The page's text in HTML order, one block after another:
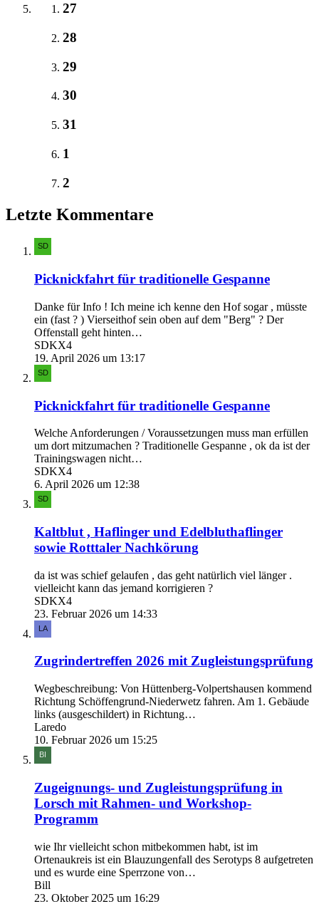
27
28
29
30
31
1
2
Letzte Kommentare
Picknickfahrt für traditionelle Gespanne
Danke für Info ! Ich meine ich kenne den Hof sogar , müsste
ein (fast ? ) Vierseithof sein oben auf dem "Berg" ? Der
Offenstall geht hinten…
SDKX4
19. April 2026 um 13:17
Picknickfahrt für traditionelle Gespanne
Welche Anforderungen / Voraussetzungen muss man erfüllen
um dort mitzumachen ? Traditionelle Gespanne , ok da ist der
Trainingswagen nicht…
SDKX4
6. April 2026 um 12:38
Kaltblut , Haflinger und Edelbluthaflinger
sowie Rotttaler Nachkörung
da ist was schief gelaufen , das geht natürlich viel länger .
vielleicht kann das jemand korrigieren ?
SDKX4
23. Februar 2026 um 14:33
Zugrindertreffen 2026 mit Zugleistungsprüfung
Wegbeschreibung: Von Hüttenberg-Volpertshausen kommend
Richtung Schöffengrund-Niederwetz fahren. Am 1. Gebäude
links (ausgeschildert) in Richtung…
Laredo
10. Februar 2026 um 15:25
Zugeignungs- und Zugleistungsprüfung in
Lorsch mit Rahmen- und Workshop-
Programm
wie Ihr vielleicht schon mitbekommen habt, ist im
Ortenaukreis ist ein Blauzungenfall des Serotyps 8 aufgetreten
und es wurde eine Sperrzone von…
Bill
23. Oktober 2025 um 16:29